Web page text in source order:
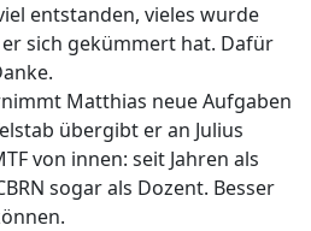
entstanden, vieles wurde
sich gekümmert hat. Dafür
Matthias neue Aufgaben
übergibt er an Julius
von innen: seit Jahren als
sogar als Dozent. Besser